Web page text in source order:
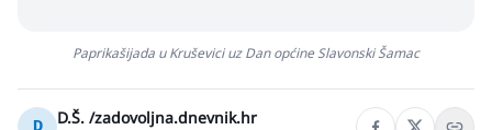
Paprikašijada u Kruševici uz Dan općine Slavonski Šamac
D D.Š. /zadovoljna.dnevnik.hr